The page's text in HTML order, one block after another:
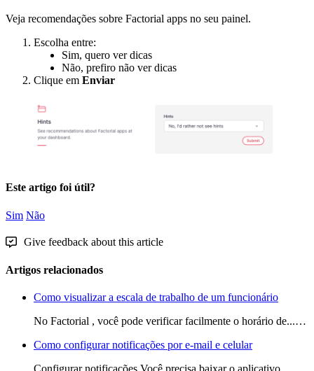
Veja recomendações sobre Factorial apps no seu painel.
Escolha entre:
Sim, quero ver dicas
Não, prefiro não ver dicas
Clique em Enviar
Este artigo foi útil?
Sim Não
Give feedback about this article
Artigos relacionados
Como visualizar a escala de trabalho de um funcionário
No Factorial , você pode verificar facilmente o horário de...…
Como configurar notificações por e-mail e celular
Configurar notificações Você precisa baixar o aplicativo